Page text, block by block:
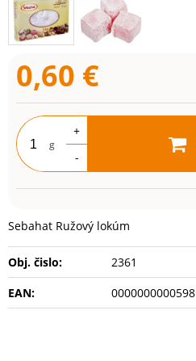
0,60 €
g
+
-
Sebahat Ružový lokúm
Obj. čislo:
2361
EAN:
0000000000598